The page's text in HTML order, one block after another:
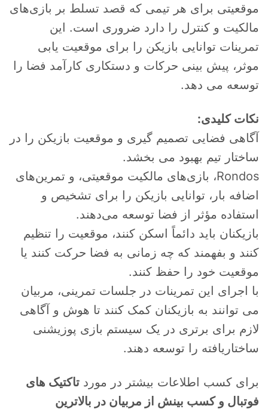
موقعیتی برای هر تیمی که قصد تسلط بر بازی‌های
مالکیت و کنترل را دارد ضروری است. این
تمرینات توانایی بازیکن را برای موقعیت یابی
موثر، پیش بینی حرکات و دستکاری کارآمد فضا را
توسعه می دهد.
نکات کلیدی:
آگاهی فضایی تصمیم گیری و موقعیت بازیکن را در
ساختار تیم بهبود می بخشد.
Rondos، بازی‌های مالکیت موقعیتی، و تمرین‌های
اضافه بار، توانایی بازیکن را برای تشخیص و
استفاده مؤثر از فضا توسعه می‌دهند.
بازیکنان باید دائماً اسکن کنند، موقعیت را تنظیم
کنند و بفهمند که چه زمانی به فضا حرکت کنند یا
موقعیت خود را حفظ کنند.
با اجرای این تمرینات در جلسات تمرینی، مربیان
می توانند به بازیکنان کمک کنند تا هوش و آگاهی
لازم برای برتری در یک سیستم بازی پوزیشنی
ساختاریافته را توسعه دهند.
برای کسب اطلاعات بیشتر در موردتاکتیک های
فوتبال و کسب بینش از مربیان در بالاترین